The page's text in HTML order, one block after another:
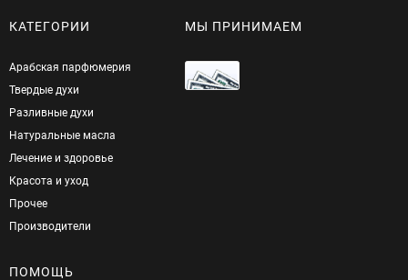
КАТЕГОРИИ
Арабская парфюмерия
Твердые духи
Разливные духи
Натуральные масла
Лечение и здоровье
Красота и уход
Прочее
Производители
МЫ ПРИНИМАЕМ
ПОМОЩЬ